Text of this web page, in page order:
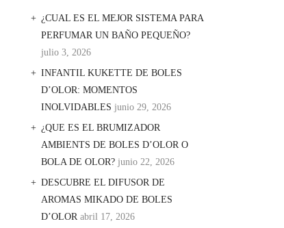
¿CUAL ES EL MEJOR SISTEMA PARA
PERFUMAR UN BAÑO PEQUEÑO?
julio 3, 2026
INFANTIL KUKETTE DE BOLES
D’OLOR: MOMENTOS
INOLVIDABLES junio 29, 2026
¿QUE ES EL BRUMIZADOR
AMBIENTS DE BOLES D’OLOR O
BOLA DE OLOR? junio 22, 2026
DESCUBRE EL DIFUSOR DE
AROMAS MIKADO DE BOLES
D’OLOR abril 17, 2026